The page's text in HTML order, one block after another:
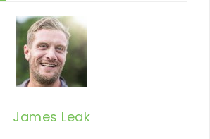
James Leak